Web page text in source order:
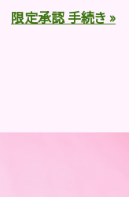
限定承認 手続き »